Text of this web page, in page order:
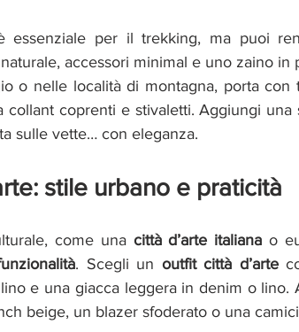
essenziale per il trekking, ma puoi
accessori minimal e uno zaino in
o nelle località di montagna, porta
collant coprenti e stivaletti. Aggiungi
sulle vette… con eleganza.
stile urbano e praticità
come una città d’arte italiana
. Scegli un outfit città d’arte
e una giacca leggera in denim o lino.
beige, un blazer sfoderato o una